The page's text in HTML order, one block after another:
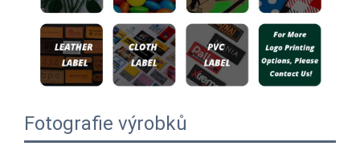
Fotografie výrobků